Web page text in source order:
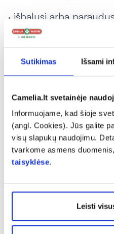
Sutikimas Išsami
Camelia.lt svetainėje
Informuojame, kad šioje
(angl. Cookies). Jūs galite
visų slapukų naudojimu.
tvarkome asmens
taisyklėse.
Leisti
· išbalusi arba
· bėrimas (dilgėlinė),
· galvos svaigimas,
· virškinimo sutrikimai,
· nerimas bei panika.
Apsisaugoti –
pavyks visiškai
ženkliai sumažinti jų
Taigi, kaip